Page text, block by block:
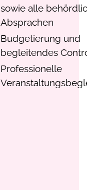
sowie alle
Absprachen
Budgetierung und
begleitendes
Professionelle